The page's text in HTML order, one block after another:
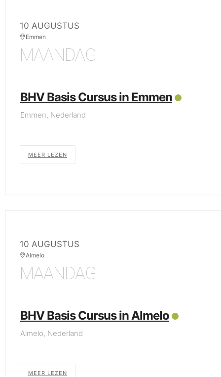
10 AUGUSTUS
Emmen
MAANDAG
BHV Basis Cursus in Emmen
Emmen, Nederland
MEER LEZEN
10 AUGUSTUS
Almelo
MAANDAG
BHV Basis Cursus in Almelo
Almelo, Nederland
MEER LEZEN